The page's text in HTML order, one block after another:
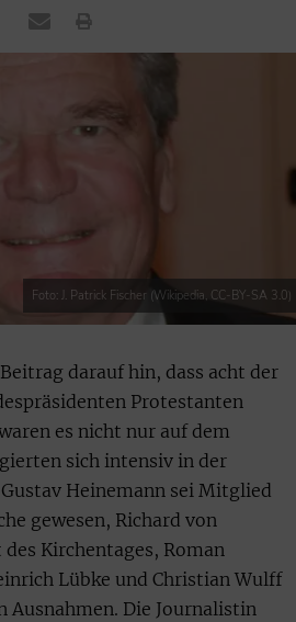
Foto: J. Patrick Fischer (Wikipedia, CC-BY-SA 3.0)
darauf hin, dass acht der
Protestanten
es nicht nur auf dem
sich intensiv in der
Heinemann sei Mitglied
gewesen, Richard von
Kirchentages, Roman
Lübke und Christian Wulff
Ausnahmen. Die Journalistin